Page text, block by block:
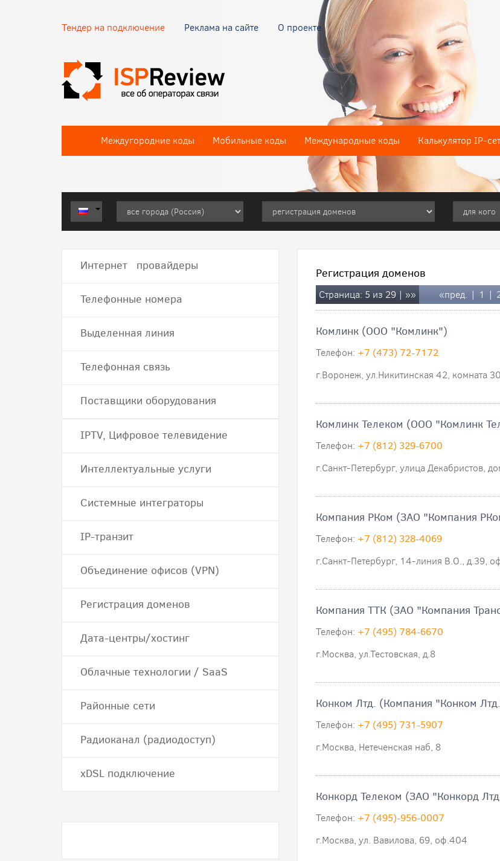
Тендер на подключение Реклама на сайте О проекте
Междугородние коды Мобильные коды Международные коды Калькулятор IP-
Регистрация доменов
Страница: 5 из 29 | »» «пред. | 1 |
Комлинк (ООО "Комлинк")
Телефон: +7 (473) 72-7172
г.Воронеж, ул.Никитинская 42, комната
Комлинк Телеком (ООО "Комлинк
Телефон: +7 (812) 329-6700
г.Санкт-Петербург, улица Декабристов,
Компания РКом (ЗАО "Компания
Телефон: +7 (812) 328-4069
г.Санкт-Петербург, 14-линия В.О., д.39,
Компания ТТК (ЗАО "Компания
Телефон: +7 (495) 784-6670
г.Москва, ул.Тестовская, д.8
Конком Лтд. (Компания "Конком
Телефон: +7 (495) 731-5907
г.Москва, Нетеченская наб, 8
Конкорд Телеком (ЗАО "Конкорд
Телефон: +7 (495)-956-0007
г.Москва, ул. Вавилова, 69, оф.404
Интернет провайдеры
Телефонные номера
Выделенная линия
Телефонная связь
Поставщики оборудования
IPTV, Цифровое телевидение
Интеллектуальные услуги
Системные интеграторы
IP-транзит
Объединение офисов (VPN)
Регистрация доменов
Дата-центры/хостинг
Облачные технологии / SaaS
Районные сети
Радиоканал (радиодоступ)
хDSL подключение